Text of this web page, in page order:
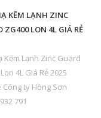
KẼM LẠNH ZINC
ZG400 LON 4L GIÁ RẺ
Kẽm Lạnh Zinc Guard
4L Giá Rẻ 2025
Công ty Hồng Sơn
791